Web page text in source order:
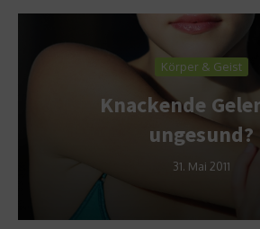
Körper & Geist
Knackende
ungesund?
31. Mai 2011